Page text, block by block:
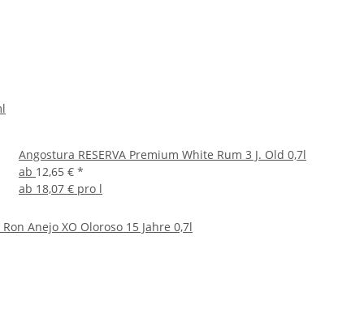
Angostura RESERVA Premium White Rum 3 J. Old 0,7l
ab 12,65 € *
ab 18,07 € pro l